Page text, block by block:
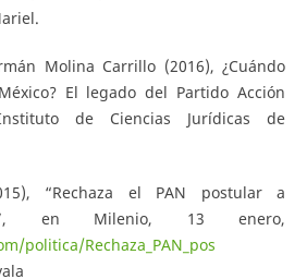
Molina Carrillo (2016), ¿Cuándo
El legado del Partido Acción
de Ciencias Jurídicas de
“Rechaza el PAN postular a
en Milenio, 13 enero,
politica/Rechaza_PAN_pos